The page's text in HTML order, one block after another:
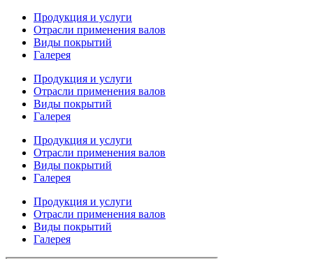
Продукция и услуги
Отрасли применения валов
Виды покрытий
Галерея
Продукция и услуги
Отрасли применения валов
Виды покрытий
Галерея
Продукция и услуги
Отрасли применения валов
Виды покрытий
Галерея
Продукция и услуги
Отрасли применения валов
Виды покрытий
Галерея